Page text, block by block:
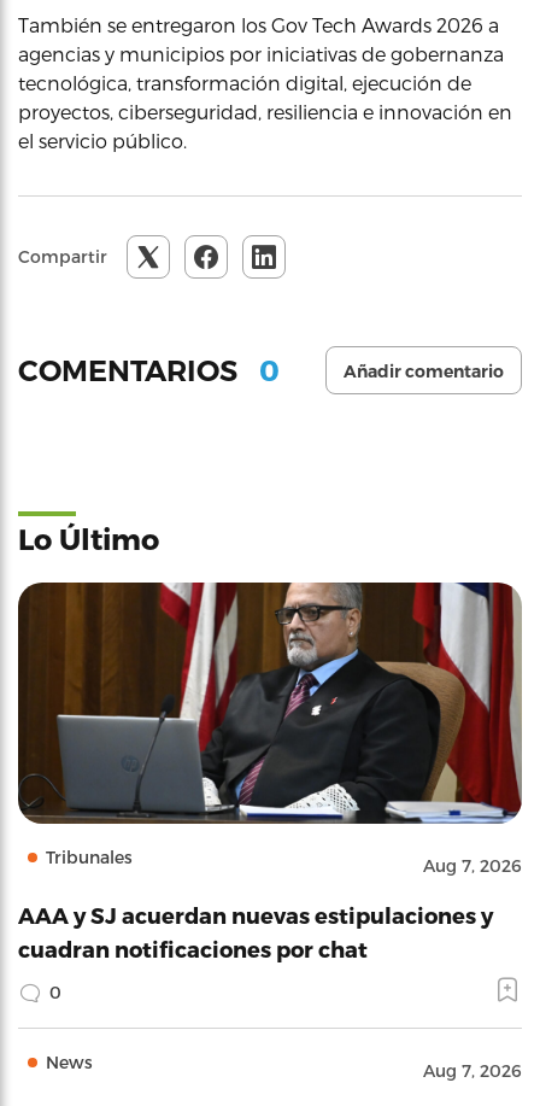
También se entregaron los Gov Tech Awards 2026 a
agencias y municipios por iniciativas de gobernanza
tecnológica, transformación digital, ejecución de
proyectos, ciberseguridad, resiliencia e innovación en
el servicio público.
Compartir
COMENTARIOS 0 Añadir comentario
Lo Último
Tribunales Aug 7, 2026
AAA y SJ acuerdan nuevas estipulaciones y
cuadran notificaciones por chat
0
News Aug 7, 2026